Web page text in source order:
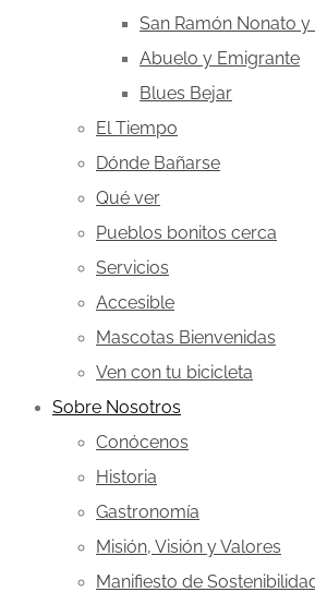
San Ramón Nonato
Abuelo y Emigrante
Blues Bejar
El Tiempo
Dónde Bañarse
Qué ver
Pueblos bonitos cerca
Servicios
Accesible
Mascotas Bienvenidas
Ven con tu bicicleta
Sobre Nosotros
Conócenos
Historia
Gastronomía
Misión, Visión y Valores
Manifiesto de